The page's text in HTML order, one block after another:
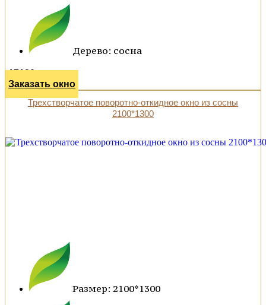
Дерево: сосна
17120 р.
Заказать окно
Трехстворчатое поворотно-откидное окно из сосны
2100*1300
Размер: 2100*1300